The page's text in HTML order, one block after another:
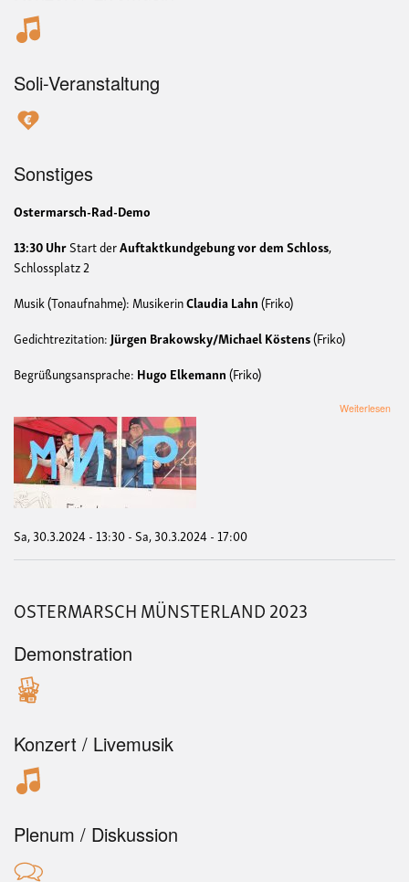
Soli-Veranstaltung
Sonstiges
Ostermarsch-Rad-Demo
13:30 UhrStart derAuftaktkundgebung vor dem Schloss,
Schlossplatz 2
Musik (Tonaufnahme): MusikerinClaudia Lahn(Friko)
Gedichtrezitation: Jürgen Brakowsky/Michael Köstens(Friko)
Begrüßungsansprache: Hugo Elkemann(Friko)
Weiterlesen
Sa, 30.3.2024 - 13:30-Sa, 30.3.2024 - 17:00
OSTERMARSCH MÜNSTERLAND 2023
Demonstration
Konzert / Livemusik
Plenum / Diskussion